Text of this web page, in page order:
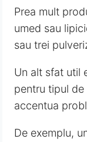
Prea mult
umed sau
sau trei
Un alt sfat util
pentru tipul
accentua
De exemplu,